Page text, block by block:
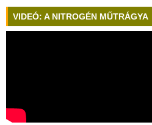
VIDEÓ: A NITROGÉN MŰTRÁGYA